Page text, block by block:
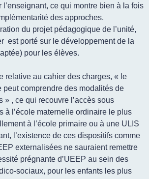
l’enseignant, ce qui montre bien à la fois
des approches.
du projet pédagogique de l’unité,
est porté sur le développement de la
pour les élèves.
relative au cahier des charges, « le
peut comprendre des modalités de
» , ce qui recouvre l’accès sous
à l’école maternelle ordinaire le plus
à l’école primaire ou à une ULIS
l’existence de ces dispositifs comme
externalisées ne sauraient remettre
prégnante d’UEEP au sein des
sociaux, pour les enfants les plus